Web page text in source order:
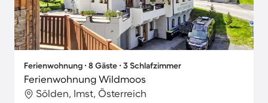
Ferienwohnung ∙ 8 Gäste ∙ 3 Schlafzimmer
Ferienwohnung Wildmoos
Sölden, Imst, Österreich